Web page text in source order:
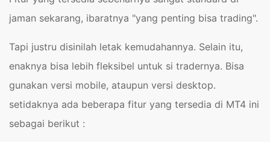
jaman sekarang, ibaratnya "yang penting bisa trading".
Tapi justru disinilah letak kemudahannya. Selain itu,
enaknya bisa lebih fleksibel untuk si tradernya. Bisa
gunakan versi mobile, ataupun versi desktop.
setidaknya ada beberapa fitur yang tersedia di MT4 ini
sebagai berikut :